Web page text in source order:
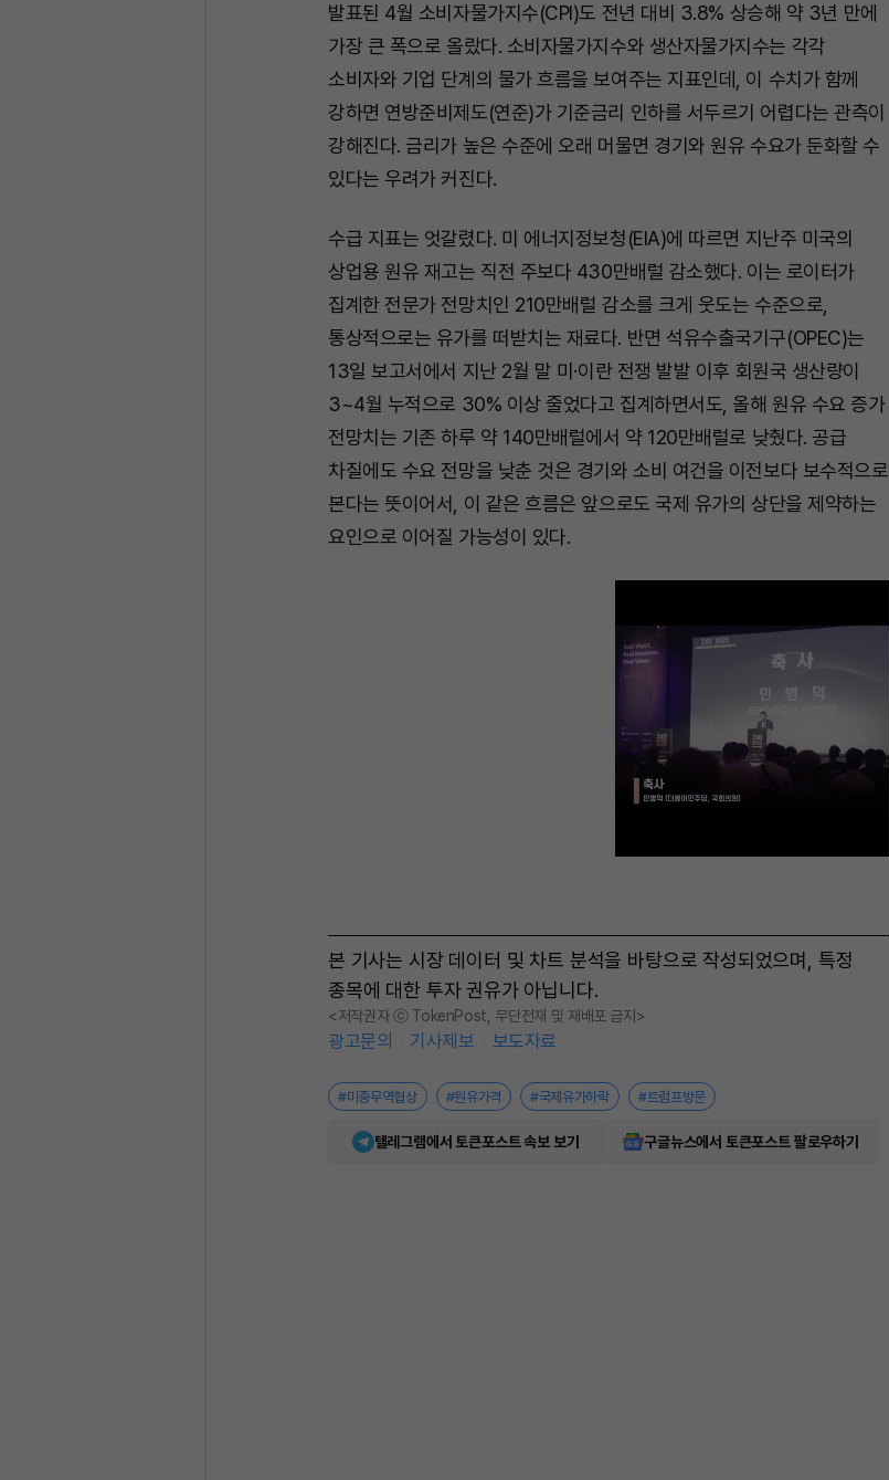
발표된 4월 소비자물가지수(CPI)도 전년 대비 3.8% 상승해 약 3년 만에
가장 큰 폭으로 올랐다. 소비자물가지수와 생산자물가지수는 각각
소비자와 기업 단계의 물가 흐름을 보여주는 지표인데, 이 수치가 함께
강하면 연방준비제도(연준)가 기준금리 인하를 서두르기 어렵다는 관측이
강해진다. 금리가 높은 수준에 오래 머물면 경기와 원유 수요가 둔화할 수
있다는 우려가 커진다.
수급 지표는 엇갈렸다. 미 에너지정보청(EIA)에 따르면 지난주 미국의
상업용 원유 재고는 직전 주보다 430만배럴 감소했다. 이는 로이터가
집계한 전문가 전망치인 210만배럴 감소를 크게 웃도는 수준으로,
통상적으로는 유가를 떠받치는 재료다. 반면 석유수출국기구(OPEC)는
13일 보고서에서 지난 2월 말 미·이란 전쟁 발발 이후 회원국 생산량이
3~4월 누적으로 30% 이상 줄었다고 집계하면서도, 올해 원유 수요 증가
전망치는 기존 하루 약 140만배럴에서 약 120만배럴로 낮췄다. 공급
차질에도 수요 전망을 낮춘 것은 경기와 소비 여건을 이전보다 보수적으로
본다는 뜻이어서, 이 같은 흐름은 앞으로도 국제 유가의 상단을 제약하는
요인으로 이어질 가능성이 있다.
M
본 기사는 시장 데이터 및 차트 분석을 바탕으로 작성되었으며, 특정
종목에 대한 투자 권유가 아닙니다.
<저작권자 ⓒ TokenPost, 무단전재 및 재배포 금지>
광고문의 기사제보 보도자료
#미중무역협상 #원유가격 #국제유가하락 #트럼프방문
텔레그램에서 토큰포스트 속보 보기 구글뉴스에서 토큰포스트 팔로우하기